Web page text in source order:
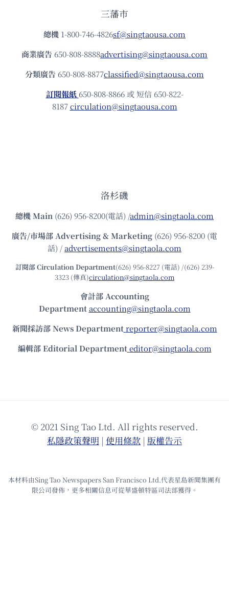
三藩市
總機 1-800-746-4826sf@singtaousa.com
商業廣告 650-808-8888advertising@singtaousa.com
分類廣告 650-808-8877classified@singtaousa.com
訂閱報紙 650-808-8866 或 短信 650-822-
8187circulation@singtaousa.com
洛杉磯
總機Main (626) 956-8200(電話) /admin@singtaola.com
廣告/市場部Advertising & Marketing (626) 956-8200 (電
話) /advertisements@singtaola.com
訂閱部 Circulation Department(626) 956-8227 (電話) /(626) 239-
3323 (傳真)circulation@singtaola.com
會計部 Accounting
Department accounting@singtaola.com
新聞採訪部 News Department reporter@singtaola.com
編輯部 Editorial Department editor@singtaola.com
© 2021 Sing Tao Ltd. All rights reserved.
私隱政策聲明 | 使⽤條款 | 版權告⽰
本材料由Sing Tao Newspapers San Francisco Ltd.代表星島新聞集團有
限公司發佈，更多相關信息可從華盛頓特區司法部獲得。